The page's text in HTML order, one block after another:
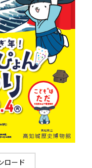
ロード